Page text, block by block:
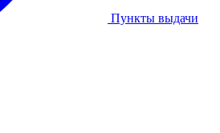
Пункты выдачи